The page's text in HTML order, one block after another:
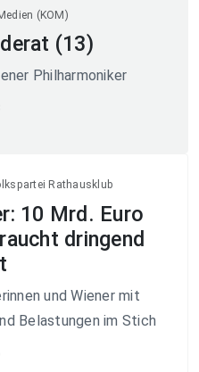
(KOM)
(13)
Philharmoniker
Rathausklub
10 Mrd. Euro
dringend
und Wiener mit
Belastungen im Stich